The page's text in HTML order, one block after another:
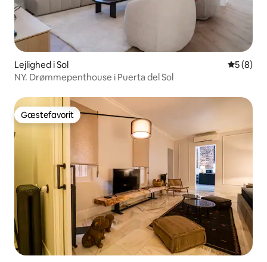
Lejlighed i Sol 5 ud af 5
5 (8)
NY. Drømmepenthouse i Puerta del Sol
Gæstefavorit
Gæstefavorit